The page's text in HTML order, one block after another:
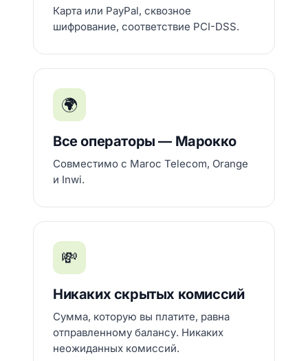
Карта или PayPal, сквозное
шифрование, соответствие PCI-DSS.
🌍
Все операторы — Марокко
Совместимо с Maroc Telecom, Orange
и Inwi.
💸
Никаких скрытых комиссий
Сумма, которую вы платите, равна
отправленному балансу. Никаких
неожиданных комиссий.